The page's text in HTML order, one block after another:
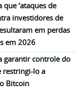
que ‘ataques de
investidores de
em perdas
em 2026
garantir controle do
restringi-lo a
Bitcoin